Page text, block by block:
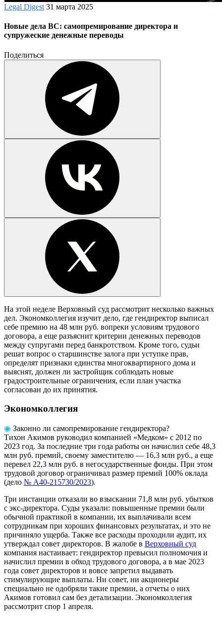
Legal Digest 31 марта 2025
Новые дела ВС: самопремирование директора и
супружеские денежные переводы
Поделиться
На этой неделе Верховный суд рассмотрит несколько важных
дел. Экономколлегия изучит дело, где гендиректор выписал
себе премию на 48 млн руб. вопреки условиям трудового
договора, а еще разъяснит критерии денежных переводов
между супругами перед банкротством. Кроме того, судьи
решат вопрос о старшинстве залога при уступке прав,
определят признаки единства многоквартирного дома и
выяснят, должен ли застройщик соблюдать новые
градостроительные ограничения, если план участка
согласован до их принятия.
Экономколлегия
◉ Законно ли самопремирование гендиректора?
Тихон Акимов руководил компанией «Медком» с 2012 по
2023 год. За последние три года работы он начислил себе 48,3
млн руб. премий, своему заместителю — 16,3 млн руб., а еще
перевел 22,3 млн руб. в негосударственные фонды. При этом
трудовой договор ограничивал размер премий 100% оклада
(дело № А40-215730/2023).
Три инстанции отказали во взыскании 71,8 млн руб. убытков
с экс-директора. Суды указали: повышенные премии были
обычной практикой в компании, их выплачивали всем
сотрудникам при хороших финансовых результатах, и это не
причиняло ущерба. Также все расходы проходили аудит, их
утверждал совет директоров. В жалобе в Верховный суд
компания настаивает: гендиректор превысил полномочия и
начислил премии в обход трудового договора, а в мае 2023
года совет директоров и вовсе запретил выдавать
стимулирующие выплаты. Ни совет, ни акционеры
специально не одобряли такие премии, а отчеты о них
Акимов готовил сам без детализации. Экономколлегия
рассмотрит спор 1 апреля.